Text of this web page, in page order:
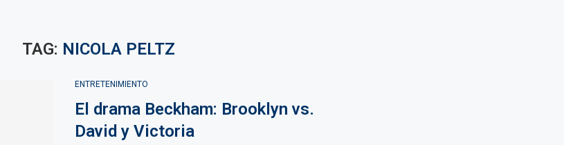
TAG: NICOLA PELTZ
ENTRETENIMIENTO
El drama Beckham: Brooklyn vs.
David y Victoria